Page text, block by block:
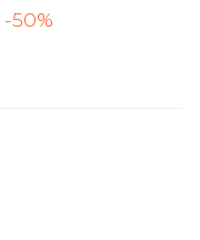
-50%